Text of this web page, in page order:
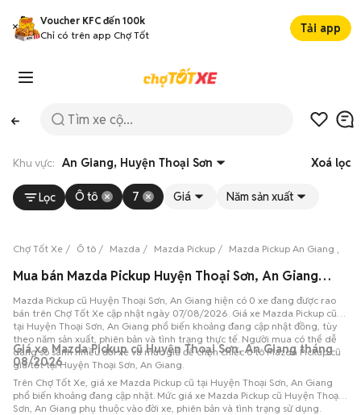
Voucher KFC đến 100k
Chỉ có trên app Chợ Tốt
Tải app
Khu vực: An Giang, Huyện Thoại Sơn Xoá lọc
Lọc Ô tô 7 Giá Năm sản xuất
Chợ Tốt Xe Ô tô Mazda Mazda Pickup Mazda Pickup An Giang
Mua bán Mazda Pickup Huyện Thoại Sơn, An Giang, 0 xe 07/08/2026
Mazda Pickup cũ Huyện Thoại Sơn, An Giang hiện có 0 xe đang được rao
bán trên Chợ Tốt Xe cập nhật ngày 07/08/2026. Giá xe Mazda Pickup cũ
tại Huyện Thoại Sơn, An Giang phổ biến khoảng đang cập nhật đồng, tùy
theo năm sản xuất, phiên bản và tình trạng thực tế. Người mua có thể dễ
dàng so sánh nhiều đời xe và mức giá để chọn chiếc ô tô Mazda Pickup cũ
giá tốt tại Huyện Thoại Sơn, An Giang.
Giá xe Mazda Pickup cũ Huyện Thoại Sơn, An Giang tháng
08/2026
Trên Chợ Tốt Xe, giá xe Mazda Pickup cũ tại Huyện Thoại Sơn, An Giang
phổ biến khoảng đang cập nhật. Mức giá xe Mazda Pickup cũ Huyện Thoại
Sơn, An Giang phụ thuộc vào đời xe, phiên bản và tình trạng sử dụng.